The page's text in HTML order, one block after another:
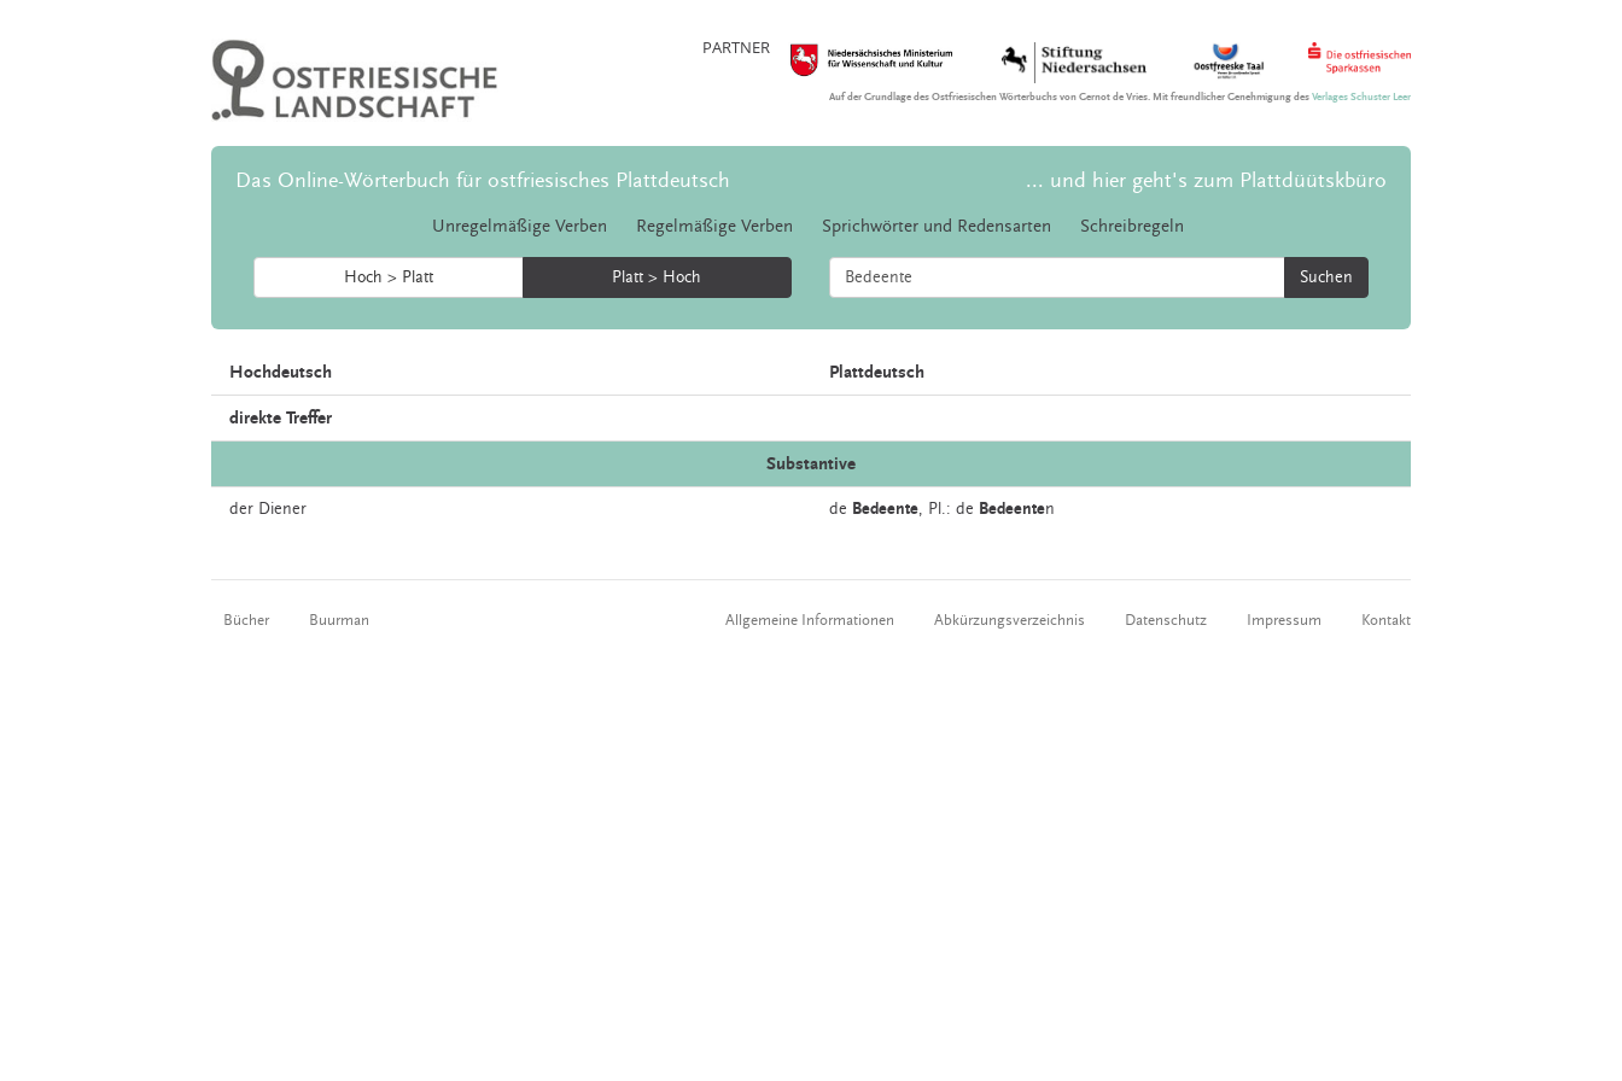
PARTNER
Auf der Grundlage des Ostfriesischen Wörterbuchs von Gernot de Vries. Mit freundlicher Genehmigung desVerlages Schuster Leer
Das Online-Wörterbuch für ostfriesisches Plattdeutsch ... und hier geht's zum Plattdüütskbüro
Unregelmäßige Verben Regelmäßige Verben Sprichwörter und Redensarten Schreibregeln
Hoch > Platt Platt > Hoch Suchen
Hochdeutsch Plattdeutsch
direkte Treffer
Substantive
der Diener de Bedeente, Pl.: de Bedeenten
Bücher Buurman Allgemeine Informationen Abkürzungsverzeichnis Datenschutz Impressum Kontakt